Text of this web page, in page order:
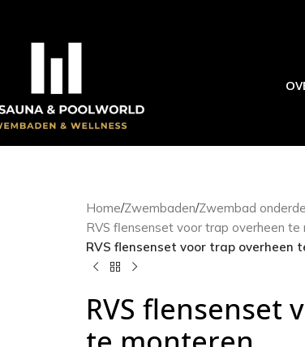
Home/Zwembaden/Zwembad
RVS flensenset voor trap overheen te
RVS flensenset voor trap overheen
RVS flensenset